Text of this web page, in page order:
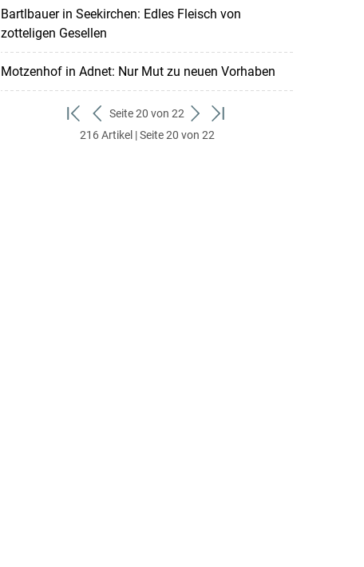
Bartlbauer in Seekirchen: Edles Fleisch von
zotteligen Gesellen
Motzenhof in Adnet: Nur Mut zu neuen Vorhaben
zum
ersten
zurück
zum
Seite 20 von 22
weiter
zum
zum
216 Artikel | Seite 20 von 22